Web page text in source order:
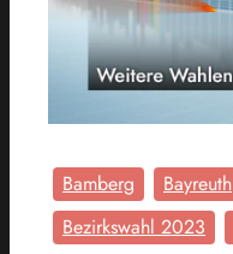
Bamberg Bayreuth
Bezirkswahl 2023